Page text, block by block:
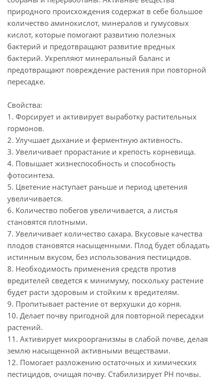
природного происхождения содержат в себе большое
количество аминокислот, минералов и гумусовых
кислот, которые помогают развитию полезных
бактерий и предотвращают развитие вредных
бактерий. Укрепляют минеральный баланс и
предотвращают повреждение растения при повторной
пересадке.
Свойства:
1. Форсирует и активирует выработку растительных
гормонов.
2. Улучшает дыхание и ферментную активность.
3. Увеличивает прорастание и крепость корневища.
4. Повышает жизнеспособность и способность
фотосинтеза.
5. Цветение наступает раньше и период цветения
увеличивается.
6. Количество побегов увеличивается, а листья
становятся плотными.
7. Увеличивает количество сахара. Вкусовые качества
плодов становятся насыщенными. Плод будет обладать
истинным вкусом, без использования пестицидов.
8. Необходимость применения средств против
вредителей сведется к минимуму, поскольку растение
будет расти здоровым и стойким к вредителям.
9. Пропитывает растение от верхушки до корня.
10. Делает почву пригодной для повторной пересадки
растений.
11. Активирует микроорганизмы в слабой почве, делая
землю насыщенной активными веществами.
12. Помогает разложению остаточных и химических
пестицидов, очищая почву. Стабилизирует PH почвы.